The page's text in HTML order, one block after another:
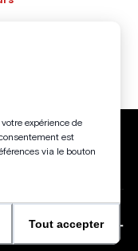
expérience de
est
via le bouton
Tout accepter
générales
BY